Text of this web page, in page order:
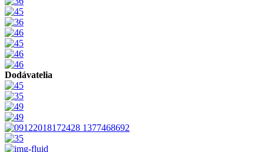
Dodávatelia